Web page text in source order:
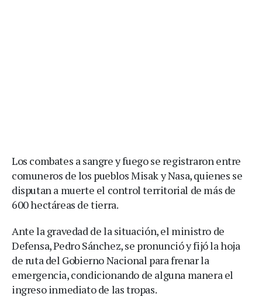
Los combates a sangre y fuego se registraron entre
comuneros de los pueblos Misak y Nasa, quienes se
disputan a muerte el control territorial de más de
600 hectáreas de tierra.
Ante la gravedad de la situación, el ministro de
Defensa, Pedro Sánchez, se pronunció y fijó la hoja
de ruta del Gobierno Nacional para frenar la
emergencia, condicionando de alguna manera el
ingreso inmediato de las tropas.